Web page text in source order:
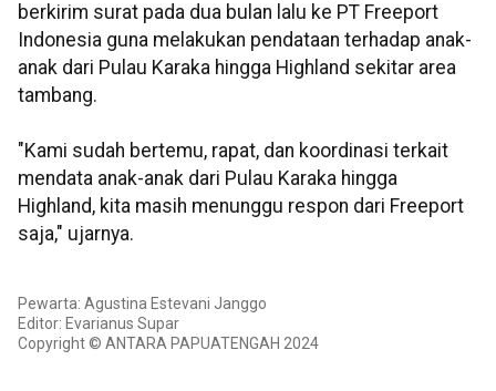
berkirim surat pada dua bulan lalu ke PT Freeport
Indonesia guna melakukan pendataan terhadap anak-
anak dari Pulau Karaka hingga Highland sekitar area
tambang.
"Kami sudah bertemu, rapat, dan koordinasi terkait
mendata anak-anak dari Pulau Karaka hingga
Highland, kita masih menunggu respon dari Freeport
saja," ujarnya.
Pewarta: Agustina Estevani Janggo
Editor: Evarianus Supar
Copyright © ANTARA PAPUATENGAH 2024